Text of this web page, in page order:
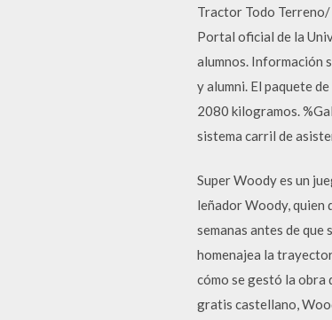
Tractor Todo Terreno/
Portal oficial de la
alumnos. Información
y alumni. El paquete
2080 kilogramos.
sistema carril de
Super Woody es un
leñador Woody, quien
semanas antes de que
homenajea la
cómo se gestó la obra
gratis castellano,